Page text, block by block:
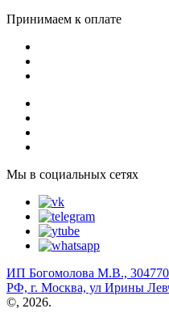
Принимаем к оплате
Мы в социальных сетях
ИП Богомолова М.В.,
РФ, г. Москва, ул Ирины
©, 2026.